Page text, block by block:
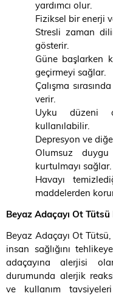
yardımcı olur.
Fiziksel bir enerji
Stresli zaman
gösterir.
Güne başlarken
geçirmeyi sağlar.
Çalışma
verir.
Uyku düzeni
kullanılabilir.
Depresyon ve
Olumsuz
kurtulmayı sağlar.
Havayı
maddelerden
Beyaz Adaçayı Ot
Beyaz Adaçayı Ot Tütsü,
insan sağlığını
adaçayına alerjisi
durumunda alerjik
ve kullanım